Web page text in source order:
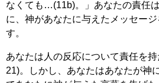
なくても…(11b)。」あなたの責任
に、神があなたに与えたメッセー
す。
あなたは人の反応について責任を
21)。しかし、あなたはあなたが神